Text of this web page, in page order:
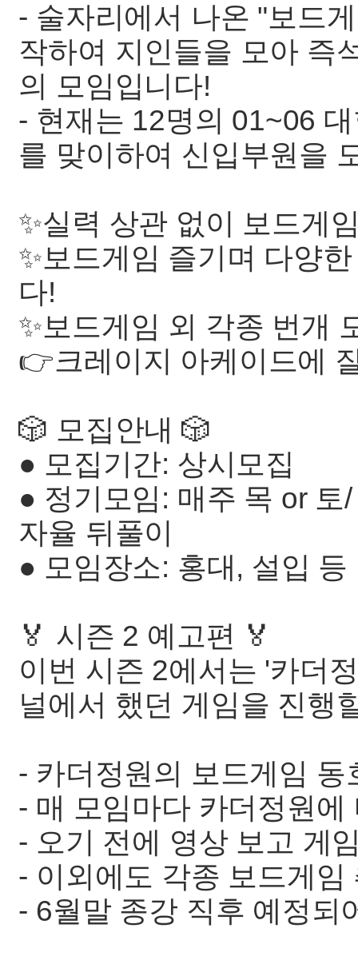
- 술자리에서 나온 "보드
작하여 지인들을 모아 즉
의 모임입니다!
- 현재는 12명의 01~06
를 맞이하여 신입부원을
✨실력 상관 없이 보드게
✨보드게임 즐기며 다양
다!
✨보드게임 외 각종 번개
👉크레이지 아케이드에
🎲 모집안내 🎲
● 모집기간: 상시모집
● 정기모임: 매주 목 or
자율 뒤풀이
● 모임장소: 홍대, 설입 등
🏅 시즌 2 예고편 🏅
이번 시즌 2에서는 '카더
널에서 했던 게임을 진행
- 카더정원의 보드게임 동
- 매 모임마다 카더정원
- 오기 전에 영상 보고 게
- 이외에도 각종 보드게임
- 6월말 종강 직후 예정되